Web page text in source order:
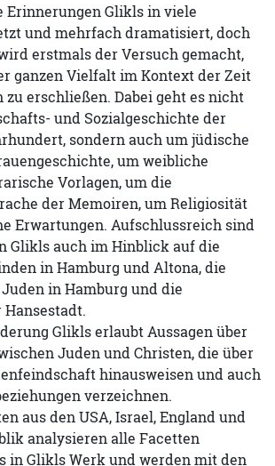
Erinnerungen Glikls in viele
und mehrfach dramatisiert, doch
erstmals der Versuch gemacht,
ganzen Vielfalt im Kontext der Zeit
erschließen. Dabei geht es nicht
und Sozialgeschichte der
sondern auch um jüdische
um weibliche
Vorlagen, um die
der Memoiren, um Religiosität
Erwartungen. Aufschlussreich sind
Glikls auch im Hinblick auf die
in Hamburg und Altona, die
in Hamburg und die
Glikls erlaubt Aussagen über
Juden und Christen, die über
hinausweisen und auch
verzeichnen.
aus den USA, Israel, England und
analysieren alle Facetten
in Glikls Werk und werden mit den